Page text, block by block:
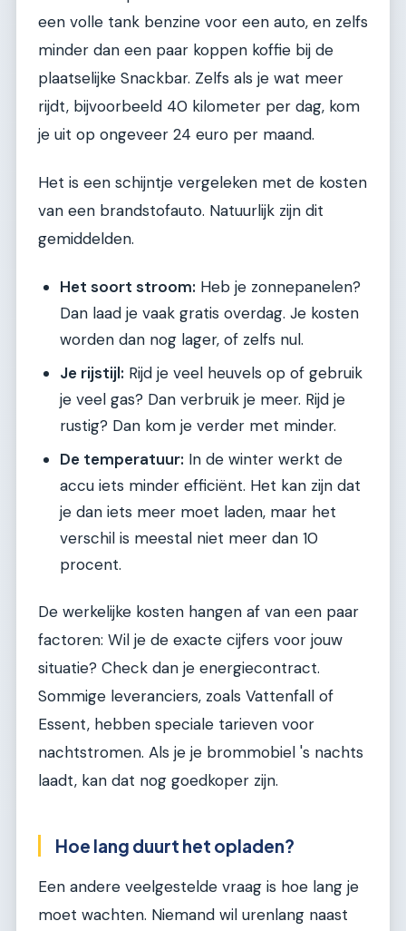
een volle tank benzine voor een auto, en zelfs
minder dan een paar koppen koffie bij de
plaatselijke Snackbar. Zelfs als je wat meer
rijdt, bijvoorbeeld 40 kilometer per dag, kom
je uit op ongeveer 24 euro per maand.
Het is een schijntje vergeleken met de kosten
van een brandstofauto. Natuurlijk zijn dit
gemiddelden.
Het soort stroom: Heb je zonnepanelen?
Dan laad je vaak gratis overdag. Je kosten
worden dan nog lager, of zelfs nul.
Je rijstijl: Rijd je veel heuvels op of gebruik
je veel gas? Dan verbruik je meer. Rijd je
rustig? Dan kom je verder met minder.
De temperatuur: In de winter werkt de
accu iets minder efficiënt. Het kan zijn dat
je dan iets meer moet laden, maar het
verschil is meestal niet meer dan 10
procent.
De werkelijke kosten hangen af van een paar
factoren: Wil je de exacte cijfers voor jouw
situatie? Check dan je energiecontract.
Sommige leveranciers, zoals Vattenfall of
Essent, hebben speciale tarieven voor
nachtstromen. Als je je brommobiel 's nachts
laadt, kan dat nog goedkoper zijn.
Hoe lang duurt het opladen?
Een andere veelgestelde vraag is hoe lang je
moet wachten. Niemand wil urenlang naast